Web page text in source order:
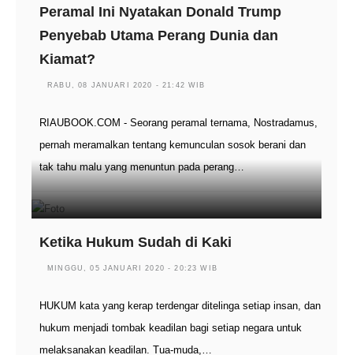
Peramal Ini Nyatakan Donald Trump
Penyebab Utama Perang Dunia dan
Kiamat?
RABU, 08 JANUARI 2020 - 21:42 WIB
RIAUBOOK.COM - Seorang peramal ternama, Nostradamus,
pernah meramalkan tentang kemunculan sosok berani dan
tak tahu malu yang menuntun pada perang…
Ketika Hukum Sudah di Kaki
MINGGU, 05 JANUARI 2020 - 20:23 WIB
HUKUM kata yang kerap terdengar ditelinga setiap insan, dan
hukum menjadi tombak keadilan bagi setiap negara untuk
melaksanakan keadilan. Tua-muda,…